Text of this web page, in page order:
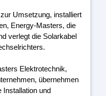
Umsetzung, installiert
Energy-Masters, die
verlegt die Solarkabel
Elektrotechnik,
übernehmen
Installation und